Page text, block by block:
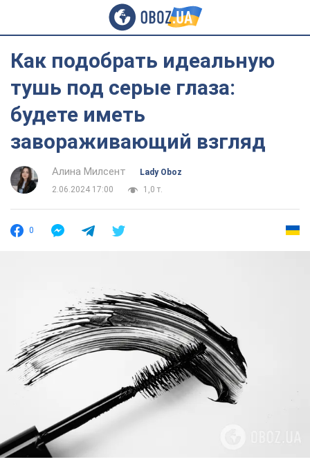
Как подобрать идеальную
тушь под серые глаза:
будете иметь
завораживающий взгляд
Алина Милсент
Lady Oboz
2.06.2024 17:00
1,0 т.
0